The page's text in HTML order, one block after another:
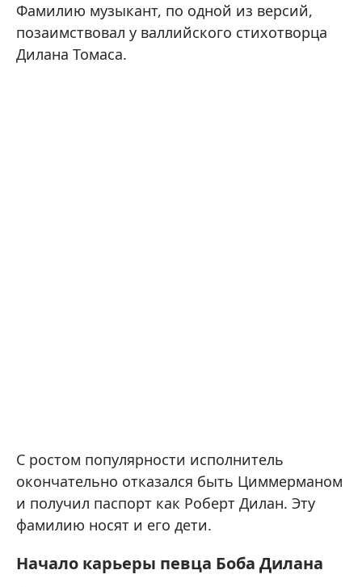
Фамилию музыкант, по одной из версий,
позаимствовал у валлийского стихотворца
Дилана Томаса.
С ростом популярности исполнитель
окончательно отказался быть Циммерманом
и получил паспорт как Роберт Дилан. Эту
фамилию носят и его дети.
Начало карьеры певца Боба Дилана